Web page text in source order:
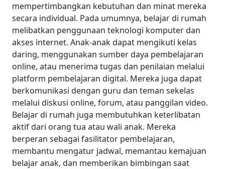
mempertimbangkan kebutuhan dan minat mereka
secara individual. Pada umumnya, belajar di rumah
melibatkan penggunaan teknologi komputer dan
akses internet. Anak-anak dapat mengikuti kelas
daring, menggunakan sumber daya pembelajaran
online, atau menerima tugas dan penilaian melalui
platform pembelajaran digital. Mereka juga dapat
berkomunikasi dengan guru dan teman sekelas
melalui diskusi online, forum, atau panggilan video.
Belajar di rumah juga membutuhkan keterlibatan
aktif dari orang tua atau wali anak. Mereka
berperan sebagai fasilitator pembelajaran,
membantu mengatur jadwal, memantau kemajuan
belajar anak, dan memberikan bimbingan saat